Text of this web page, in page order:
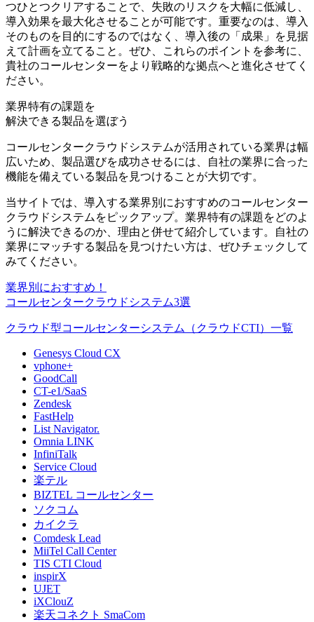
つひとつクリアすることで、失敗のリスクを大幅に低減し、
導入効果を最大化させることが可能です。重要なのは、 導入
そのものを目的にするのではなく、導入後の「成果」を見据
えて計画を立てること 。ぜひ、これらのポイントを参考に、
貴社のコールセンターをより戦略的な拠点へと進化させてく
ださい。
業界特有の課題を
解決できる製品を選ぼう
コールセンタークラウドシステムが活用されている業界は幅
広いため、製品選びを成功させるには、
自社の業界に合った
機能を備えている製品を見つけることが大切です。
当サイトでは、導入する業界別におすすめのコールセンター
クラウドシステムをピックアップ。 業界特有の課題をどのよ
うに解決できるのか、理由と併せて紹介 しています。自社の
業界にマッチする製品を見つけたい方は、ぜひチェックして
みてください。
業界別におすすめ！
コールセンタークラウドシステム3選
クラウド型コールセンターシステム（クラウドCTI）一覧
Genesys Cloud CX
vphone+
GoodCall
CT-e1/SaaS
Zendesk
FastHelp
List Navigator.
Omnia LINK
InfiniTalk
Service Cloud
楽テル
BIZTEL コールセンター
ソクコム
カイクラ
Comdesk Lead
MiiTel Call Center
TIS CTI Cloud
inspirX
UJET
iXClouZ
楽天コネクト SmaCom